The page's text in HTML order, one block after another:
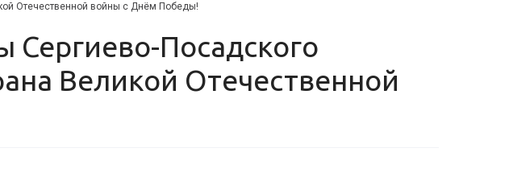
Отечественной войны с Днём Победы!
Великой Отечественной